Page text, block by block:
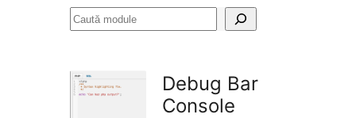
Caută
Debug Bar
Console